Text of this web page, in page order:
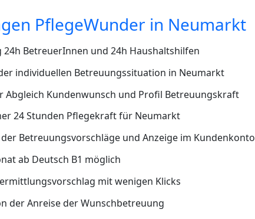
PflegeWunder in Neumarkt
BetreuerInnen und 24h Haushaltshilfen
individuellen Betreuungssituation in Neumarkt
Abgleich Kundenwunsch und Profil Betreuungskraft
24 Stunden Pflegekraft für Neumarkt
Betreuungsvorschläge und Anzeige im Kundenkonto
ab Deutsch B1 möglich
mit wenigen Klicks
der Anreise der Wunschbetreuung